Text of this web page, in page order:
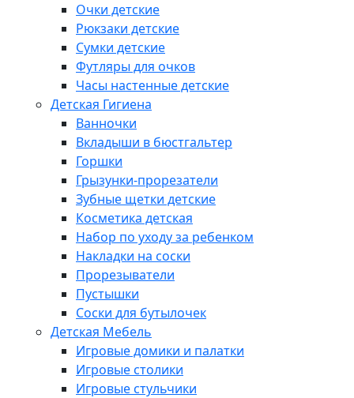
Очки детские
Рюкзаки детские
Сумки детские
Футляры для очков
Часы настенные детские
Детская Гигиена
Ванночки
Вкладыши в бюстгальтер
Горшки
Грызунки-прорезатели
Зубные щетки детские
Косметика детская
Набор по уходу за ребенком
Накладки на соски
Прорезыватели
Пустышки
Соски для бутылочек
Детская Мебель
Игровые домики и палатки
Игровые столики
Игровые стульчики